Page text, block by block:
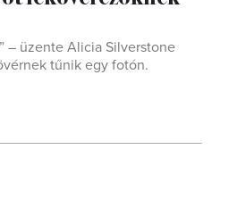
– üzente Alicia Silverstone
tűnik egy fotón.